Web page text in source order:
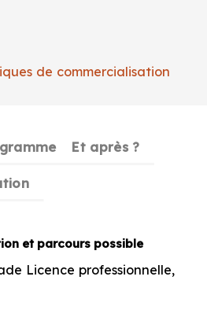
de commercialisation
Et après ?
et parcours possible
Licence professionnelle,